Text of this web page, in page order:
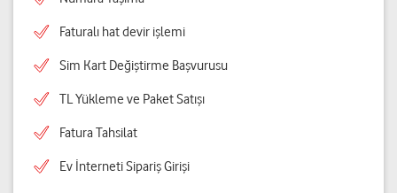
Faturalı hat devir işlemi
Sim Kart Değiştirme Başvurusu
TL Yükleme ve Paket Satışı
Fatura Tahsilat
Ev İnterneti Sipariş Girişi